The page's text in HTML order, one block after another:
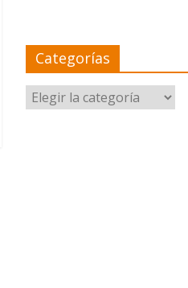
Categorías
Categorías